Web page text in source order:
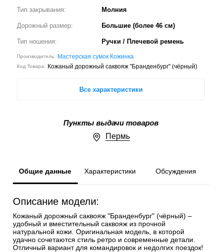
Тип закрывания: Молния
Дорожный размер: Большие (более 46 см)
Тип ношения: Ручки / Плечевой ремень
Производитель: Мастерская сумок Кожинка
Код Товара: Кожаный дорожный саквояж "Бранденбург" (чёрный)
Все характеристики
Пункты выдачи товаров
Пермь
Общие данные Характеристики Обсуждения
Описание модели:
Кожаный дорожный саквояж "Бранденбург" (чёрный) –
удобный и вместительный саквояж из прочной
натуральной кожи. Оригинальная модель, в которой
удачно сочетаются стиль ретро и современные детали.
Отличный вариант для командировок и недолгих поездок!